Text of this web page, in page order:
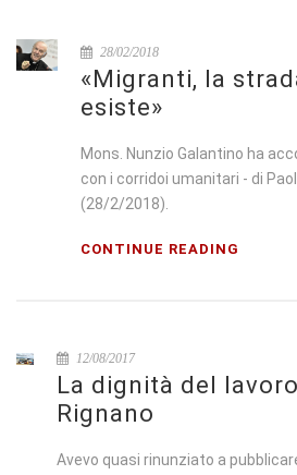
28/02/2018
«Migranti, la
esiste»
Mons. Nunzio Galantino ha
con i corridoi umanitari - di
(28/2/2018).
CONTINUE READING
12/08/2017
La dignità del
Rignano
Avevo quasi rinunziato a